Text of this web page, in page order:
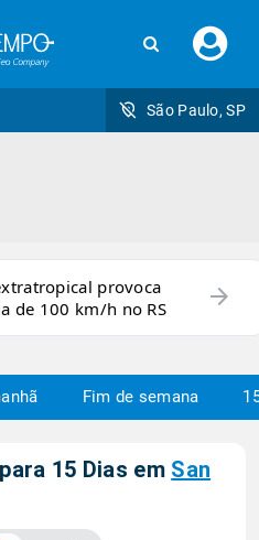
seu
São Paulo, SP
provoca
de 100 km/h no RS
arrow_forward
Fim de semana
15 Dias em San